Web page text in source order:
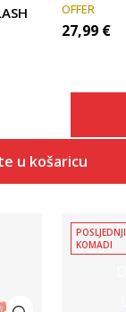
u košaricu
OFFER
27,99 €
POSLJEDNJI
KOMADI